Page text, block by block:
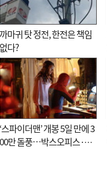
까마귀 탓 정전, 한전은 책임
없다?
‘스파이더맨’ 개봉 5일 만에 3
00만 돌풍…박스오피스·예